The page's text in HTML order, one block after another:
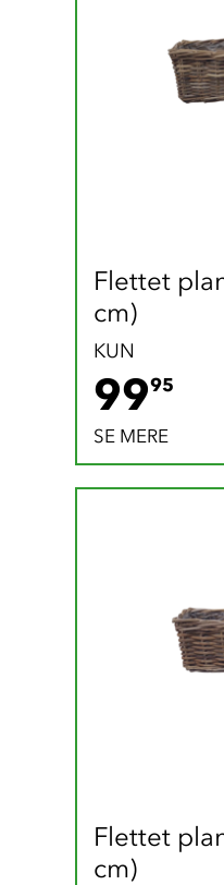
Flettet
cm)
KUN
9995
SE MERE
Flettet
cm)